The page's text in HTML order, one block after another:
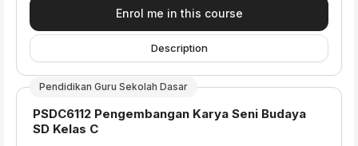
Enrol me in this course
Description
Pendidikan Guru Sekolah Dasar
Course name
PSDC6112 Pengembangan Karya Seni Budaya
SD Kelas C